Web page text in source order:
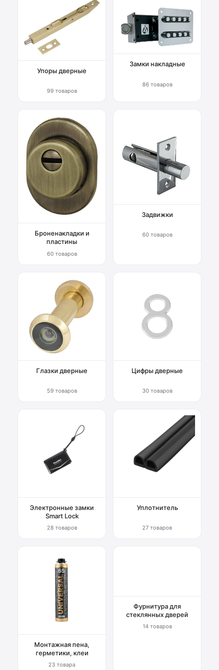
Упоры дверные
99 товаров
Замки накладные
86 товаров
Броненакладки и
пластины
60 товаров
Задвижки
60 товаров
Глазки дверные
59 товаров
Цифры дверные
30 товаров
Электронные замки
Smart Lock
28 товаров
Уплотнитель
27 товаров
Монтажная пена,
герметики, клеи
23 товара
Фурнитура для
стеклянных дверей
14 товаров